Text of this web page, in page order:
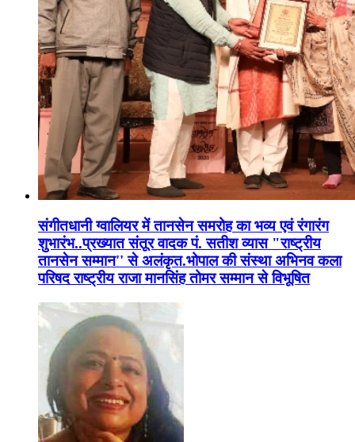
संगीतधानी ग्वालियर में तानसेन समरोह का भव्य एवं रंगारंग
शुभारंभ..प्रख्यात संतूर वादक पं. सतीश व्यास "राष्ट्रीय
तानसेन सम्मान'' से अलंकृत.भोपाल की संस्था अभिनव कला
परिषद राष्ट्रीय राजा मानसिंह तोमर सम्मान से विभूषित